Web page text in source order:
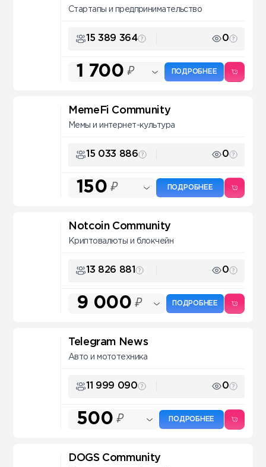
Стартапы и предпринимательство
15 389 364 0
1 700 ₽ ПОДРОБНЕЕ
MemeFi Community
Мемы и интернет-культура
15 033 886 0
150 ₽ ПОДРОБНЕЕ
Notcoin Community
Криптовалюты и блокчейн
13 826 881 0
9 000 ₽ ПОДРОБНЕЕ
Telegram News
Авто и мототехника
11 999 090 0
500 ₽ ПОДРОБНЕЕ
DOGS Community